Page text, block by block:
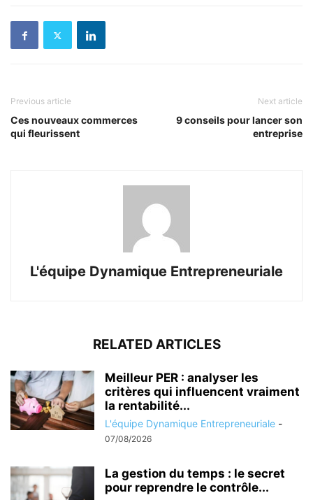
Previous article
Ces nouveaux commerces
qui fleurissent
Next article
9 conseils pour lancer son
entreprise
L'équipe Dynamique Entrepreneuriale
RELATED ARTICLES
Meilleur PER : analyser les
critères qui influencent vraiment
la rentabilité...
L'équipe Dynamique Entrepreneuriale -
07/08/2026
La gestion du temps : le secret
pour reprendre le contrôle...